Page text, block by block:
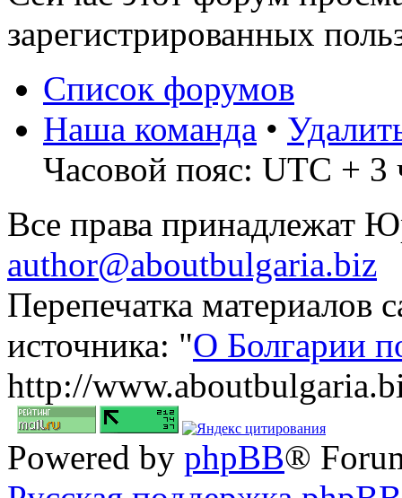
зарегистрированных
Список форумов
Наша команда •
Часовой пояс: UTC + 3
Все права принадлежат
author@aboutbulgaria.biz
Перепечатка материалов
источника: "О Болгарии
http://
Powered by phpBB®